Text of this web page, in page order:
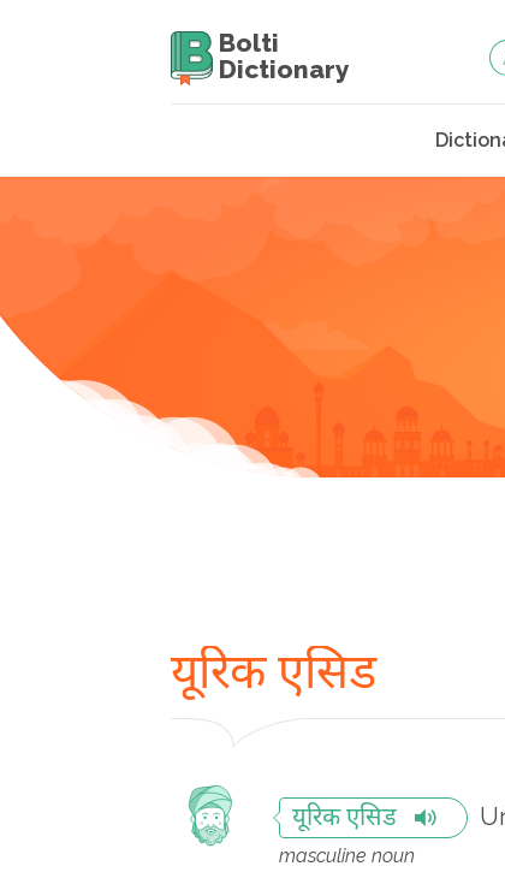
Bolti
Dictionary
यूरिक एसिड
यूरिक एसिड
masculine noun